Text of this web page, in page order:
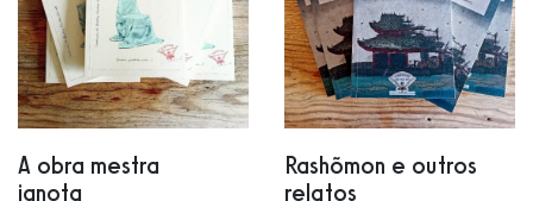
A obra mestra
ignota
Rashõmon e outros
relatos